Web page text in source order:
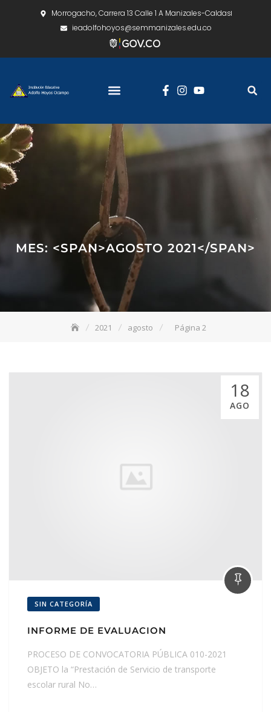
Morrogacho, Carrera 13 Calle 1 A Manizales-Caldas
ieadolfohoyos@semmanizales.edu.co
MES: <SPAN>AGOSTO 2021</SPAN>
2021 agosto Página 2
18
AGO
SIN CATEGORÍA
INFORME DE EVALUACION
PROCESO DE CONVOCATORIA PÚBLICA 010-2021
OBJETO la “Prestación de Servicio de transporte
escolar rural No…